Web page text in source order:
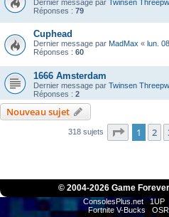
Dernier message par Twinsen
Réponses : 79
Cuphead
Dernier message par MadMax « lun.
Réponses : 60
1666 Amsterdam
Dernier message par Twinsen
Réponses : 2
Nouveau sujet
318 sujets Page 1
1 2
© 2004-2026 Game
ConsolesPlus.net 1UP
Fortnite V-Bucks